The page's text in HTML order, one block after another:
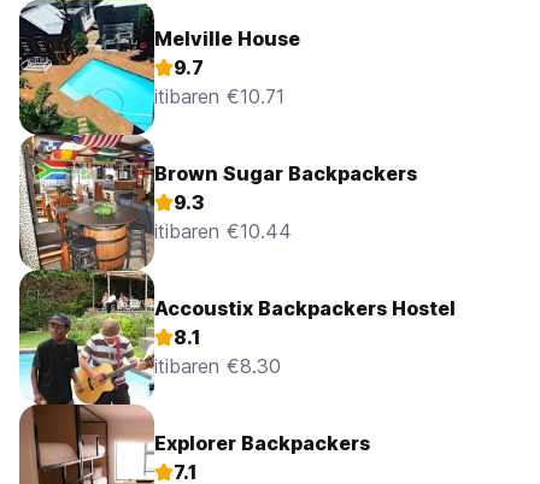
Melville House
9.7
itibaren €10.71
Brown Sugar Backpackers
9.3
itibaren €10.44
Accoustix Backpackers Hostel
8.1
itibaren €8.30
Explorer Backpackers
7.1